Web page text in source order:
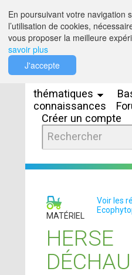
thématiques
connaissances
Créer un compte
MATÉRIEL
Voir les
HERSE
En poursuivant votre navigation
l’utilisation de cookies,
vous proposer la meilleure
savoir plus
J'accepte